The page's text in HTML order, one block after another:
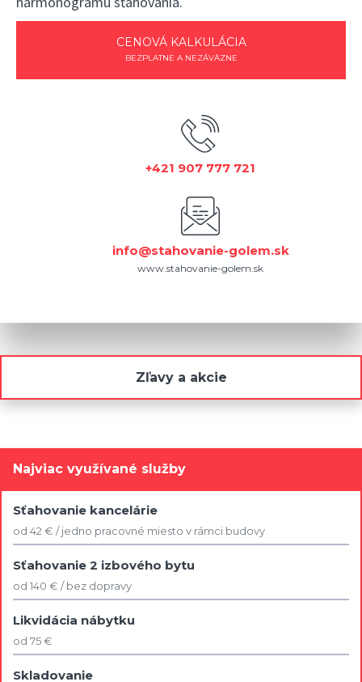
CENOVÁ KALKULÁCIA
BEZPLATNE A NEZÁVÄZNE
+421 907 777 721
info@stahovanie-golem.sk
www.stahovanie-golem.sk
Zľavy a akcie
Najviac využívané služby
Sťahovanie kancelárie
od 42 € / jedno pracovné miesto v rámci budovy
Sťahovanie 2 izbového bytu
od 140 € / bez dopravy
Likvidácia nábytku
od 75 €
Skladovanie